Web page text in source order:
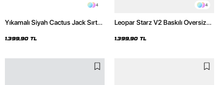
4
Yıkamalı Siyah Cactus Jack Sırt
1.399,90 TL
4
Leopar Starz V2 Baskılı Oversize
Hoodie
1.399,90 TL